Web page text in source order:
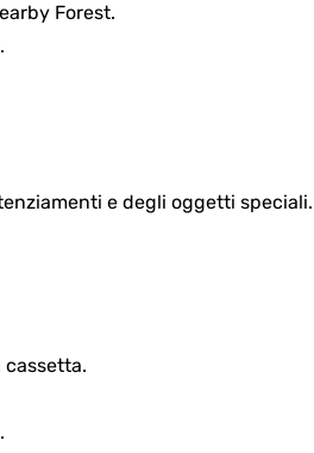
Forest.
e degli oggetti speciali.
cassetta.